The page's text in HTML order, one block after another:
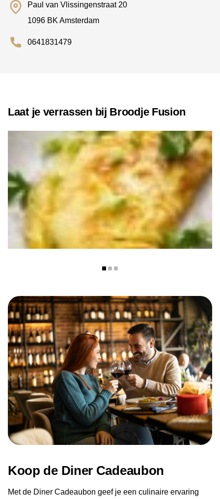
Paul van Vlissingenstraat 20
1096 BK Amsterdam
0641831479
Laat je verrassen bij Broodje Fusion
Koop de Diner Cadeaubon
Met de Diner Cadeaubon geef je een culinaire ervaring